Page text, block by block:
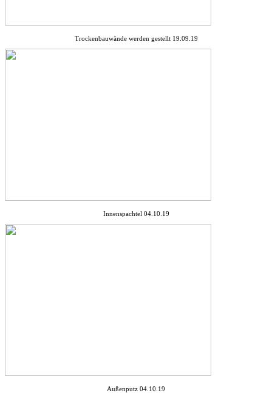
Trockenbauwände werden gestellt 19.09.19
Innenspachtel 04.10.19
Außenputz 04.10.19